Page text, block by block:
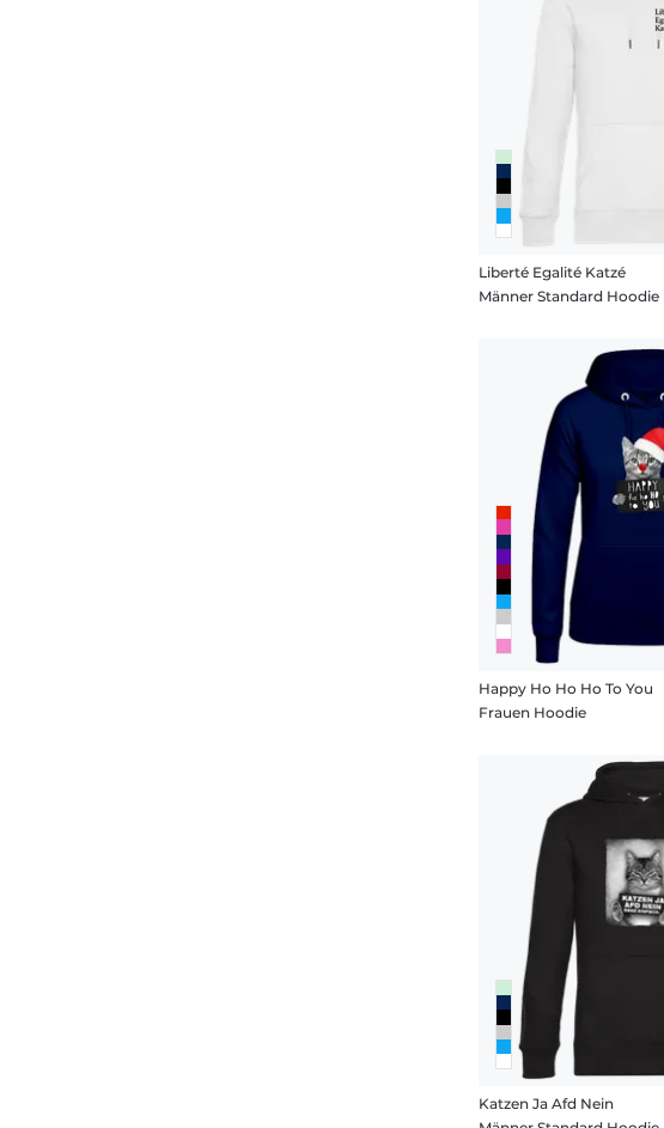
Liberté Egalité Katzé
Männer Standard Hoodie
Happy Ho Ho Ho To You
Frauen Hoodie
Katzen Ja Afd Nein